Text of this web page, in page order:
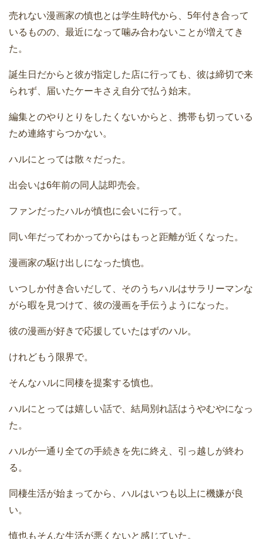
売れない漫画家の慎也とは学生時代から、5年付き合って
いるものの、最近になって噛み合わないことが増えてき
た。
誕生日だからと彼が指定した店に行っても、彼は締切で来
られず、届いたケーキさえ自分で払う始末。
編集とのやりとりをしたくないからと、携帯も切っている
ため連絡すらつかない。
ハルにとっては散々だった。
出会いは6年前の同人誌即売会。
ファンだったハルが慎也に会いに行って。
同い年だってわかってからはもっと距離が近くなった。
漫画家の駆け出しになった慎也。
いつしか付き合いだして、そのうちハルはサラリーマンな
がら暇を見つけて、彼の漫画を手伝うようになった。
彼の漫画が好きで応援していたはずのハル。
けれどもう限界で。
そんなハルに同棲を提案する慎也。
ハルにとっては嬉しい話で、結局別れ話はうやむやになっ
た。
ハルが一通り全ての手続きを先に終え、引っ越しが終わ
る。
同棲生活が始まってから、ハルはいつも以上に機嫌が良
い。
慎也もそんな生活が悪くないと感じていた。